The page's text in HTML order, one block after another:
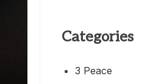
Categories
3 Peace